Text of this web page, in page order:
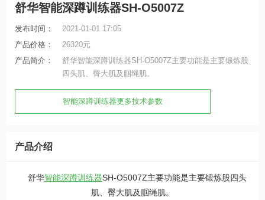
舒华智能深蹲训练器SH-O5007Z
发布时间：
2021-01-01 17:05
产品价格：
26320元
产品简介：
舒华智能深蹲训练器SH-O5007Z主要功能是主要锻炼股
四头肌、臀大肌及腘绳肌。
智能深蹲训练器更多技术参数
产品介绍
舒华智能深蹲训练器SH-O5007Z主要功能是主要锻炼股四头
肌、臀大肌及腘绳肌。